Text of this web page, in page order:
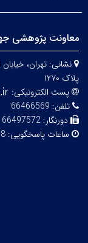
معاونت پژوهشی
نشانی:
پلاک ۱۲۷۰
پست الکترونیکی:
تلفن: 66466569
دورنگار: 66497572
ساعات پاسخگویی: 8-16